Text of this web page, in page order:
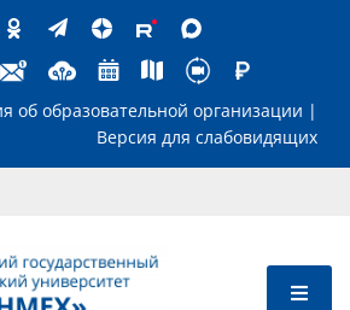
об образовательной